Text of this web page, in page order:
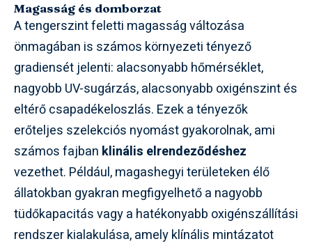
Magasság és domborzat
A tengerszint feletti magasság változása
önmagában is számos környezeti tényező
gradiensét jelenti: alacsonyabb hőmérséklet,
nagyobb UV-sugárzás, alacsonyabb oxigénszint és
eltérő csapadékeloszlás. Ezek a tényezők
erőteljes szelekciós nyomást gyakorolnak, ami
számos fajban klinális elrendeződéshez
vezethet. Például, magashegyi területeken élő
állatokban gyakran megfigyelhető a nagyobb
tüdőkapacitás vagy a hatékonyabb oxigénszállítási
rendszer kialakulása, amely klínális mintázatot